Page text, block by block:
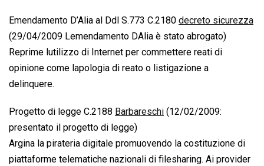
Emendamento D’Alia al Ddl S.773 C.2180  decreto sicurezza
(29/04/2009 Lemendamento DAlia è stato abrogato)
Reprime lutilizzo di Internet per commettere reati di
opinione come lapologia di reato o listigazione a
delinquere.
Progetto di legge C.2188  Barbareschi  (12/02/2009:
presentato il progetto di legge)
Argina la pirateria digitale promuovendo la costituzione di
piattaforme telematiche nazionali di filesharing. Ai provider